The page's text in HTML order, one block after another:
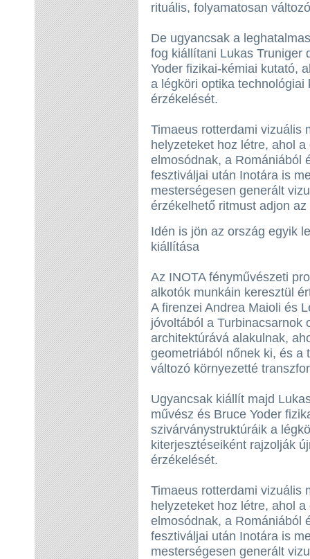
rituális, folyamatosan
De ugyancsak a
fog kiállítani Lukas Truniger
Yoder fizikai-kémiai kutató,
a légköri optika
érzékelését.
Timaeus rotterdami vizuális
helyzeteket hoz létre, ahol
elmosódnak, a Romániából
fesztiváljai után Inotára is
mesterségesen generált
érzékelhető ritmust adjon
Idén is jön az ország egyik
kiállítása
Az INOTA fényművészeti
alkotók munkáin keresztül
A firenzei Andrea Maioli és
jóvoltából a Turbinacsarnok
architektúrává alakulnak,
geometriából nőnek ki, és a
változó környezetté
Ugyancsak kiállít majd
művész és Bruce Yoder
szivárványstruktúráik a
kiterjesztéseiként rajzolják
érzékelését.
Timaeus rotterdami vizuális
helyzeteket hoz létre, ahol
elmosódnak, a Romániából
fesztiváljai után Inotára is
mesterségesen generált